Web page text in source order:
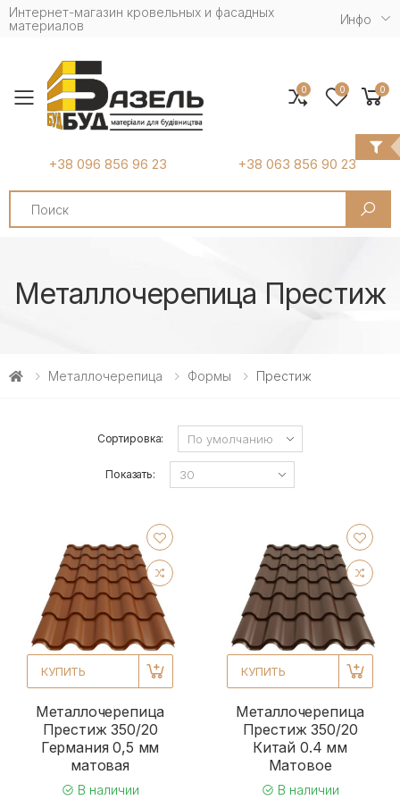
Интернет-магазин кровельных и фасадных
материалов
Инфо
Toggle mobile menu
+38 096 856 96 23 +38 063 856 90 23
Search
0 0 0
Металлочерепица Престиж
Металлочерепица Формы Престиж
Сортировка:
Показать:
КУПИТЬ
Металлочерепица
Престиж 350/20
Германия 0,5 мм
матовая
В наличии
КУПИТЬ
Металлочерепица
Престиж 350/20
Китай 0.4 мм
Матовое
В наличии